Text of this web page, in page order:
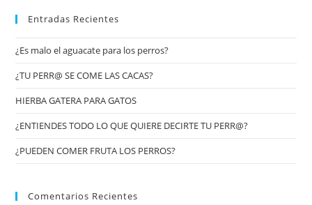
Entradas Recientes
¿Es malo el aguacate para los perros?
¿TU PERR@ SE COME LAS CACAS?
HIERBA GATERA PARA GATOS
¿ENTIENDES TODO LO QUE QUIERE DECIRTE TU PERR@?
¿PUEDEN COMER FRUTA LOS PERROS?
Comentarios Recientes